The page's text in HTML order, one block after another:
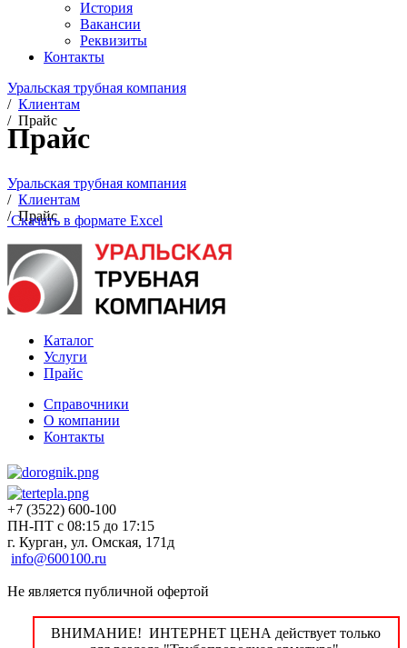
История
Вакансии
Реквизиты
Контакты
Уральская трубная компания
/ Клиентам
/ Прайс
Прайс
Уральская трубная компания
/ Клиентам
/ Прайс
Скачать в формате Excel
Каталог
Услуги
Прайс
Справочники
О компании
Контакты
+7 (3522) 600-100
ПН-ПТ с 08:15 до 17:15
г. Курган, ул. Омская, 171д
info@600100.ru
Не является публичной офертой
ВНИМАНИЕ! ИНТЕРНЕТ ЦЕНА действует только